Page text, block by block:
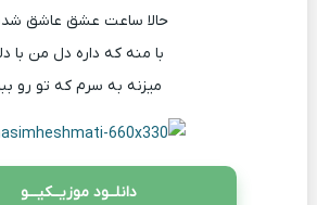
حالا ساعت عشق عاشق
با منه که داره دل من با
میزنه به سرم که تو رو
دانلــود موزیــکیـــو